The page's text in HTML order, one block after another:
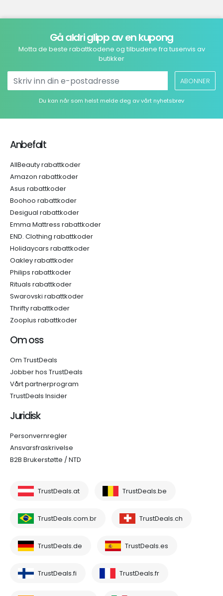
Gå aldri glipp av en kupong
Motta de beste rabattkodene og tilbudene fra tusenvis av
butikker
ABONNER
Du kan når som helst melde deg av vårt nyhetsbrev
Anbefalt
AllBeauty rabattkoder
Amazon rabattkoder
Asus rabattkoder
Boohoo rabattkoder
Desigual rabattkoder
Emma Mattress rabattkoder
END. Clothing rabattkoder
Holidaycars rabattkoder
Oakley rabattkoder
Philips rabattkoder
Rituals rabattkoder
Swarovski rabattkoder
Thrifty rabattkoder
Zooplus rabattkoder
Om oss
Om TrustDeals
Jobber hos TrustDeals
Vårt partnerprogram
TrustDeals Insider
Juridisk
Personvernregler
Ansvarsfraskrivelse
B2B Brukerstøtte / NTD
TrustDeals.at TrustDeals.be
TrustDeals.com.br TrustDeals.ch
TrustDeals.de TrustDeals.es
TrustDeals.fi TrustDeals.fr